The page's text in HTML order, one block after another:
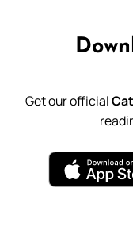
Get our official